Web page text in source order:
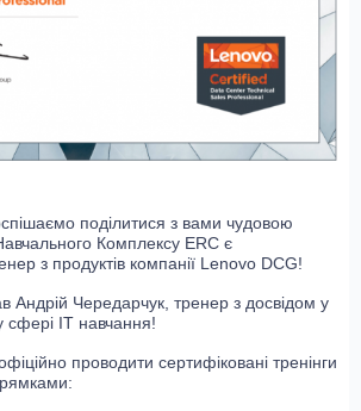
поділитися з вами чудовою
Комплексу ERC є
з продуктів компанії Lenovo DCG!
Андрій Чередарчук, тренер з досвідом у
сфері IT навчання!
проводити сертифіковані тренінги